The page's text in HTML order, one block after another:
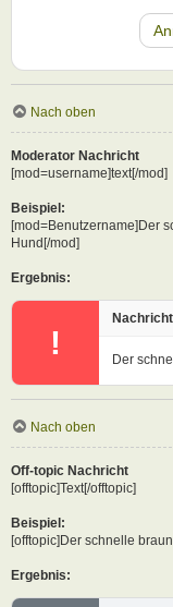
Nach oben
Moderator Nachricht
[mod=username]text[/mod]
Beispiel:
[mod=Benutzername]Der
Hund[/mod]
Ergebnis:
! Der
Nach oben
Off-topic Nachricht
[offtopic]Text[/offtopic]
Beispiel:
[offtopic]Der schnelle
Ergebnis: